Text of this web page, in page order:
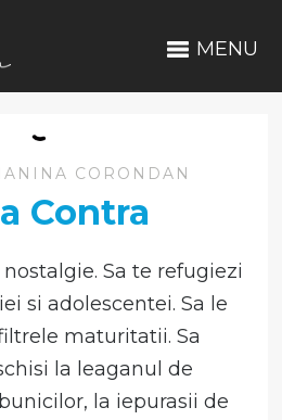
MENU
CORONDAN
Contra
Sa te refugiezi
si adolescentei. Sa le
maturitatii. Sa
la leaganul de
la iepurasii de